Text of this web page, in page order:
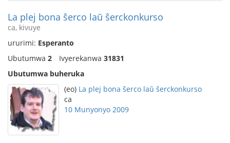
La plej bona ŝerco laŭ ŝerckonkurso
ca, kivuye
ururimi: Esperanto
Ubutumwa 2 Ivyerekanwa 31831
Ubutumwa buheruka
(eo) La plej bona ŝerco laŭ ŝerckonkurso
ca
10 Munyonyo 2009